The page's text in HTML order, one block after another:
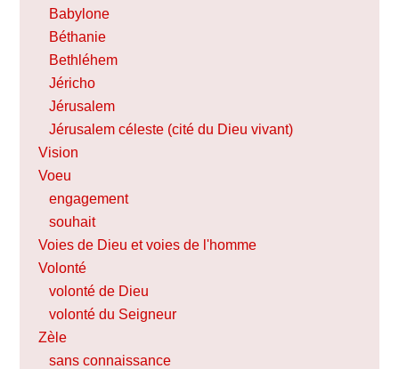
Babylone
Béthanie
Bethléhem
Jéricho
Jérusalem
Jérusalem céleste (cité du Dieu vivant)
Vision
Voeu
engagement
souhait
Voies de Dieu et voies de l'homme
Volonté
volonté de Dieu
volonté du Seigneur
Zèle
sans connaissance